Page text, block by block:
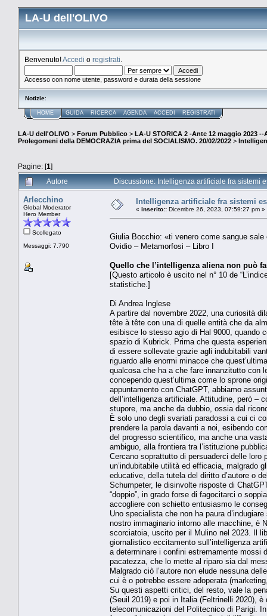
LA-U dell'OLIVO
Benvenuto!Accedi o registrati
Accesso con nome utente, password e durata della sessione
Notizie:
HOME GUIDA RICERCA AGENDA ACCEDI REGISTRATI
LA-U dell'OLIVO > Forum Pubblico > LA-U STORICA 2 -Ante 12 maggio 2023 --
Prolegomeni della DEMOCRAZIA prima del SOCIALISMO. 20/02/2022 >
Pagine: [1]
Autore
Discussione: Intelligenza artificiale fra sistemi
Arlecchino
Global Moderator
Hero Member
Scollegato
Messaggi: 7.790
Intelligenza artificiale fra sistemi
« inserito:: Dicembre 26, 2023, 07:59:27 pm »
Giulia Bocchio: «ti venero come sangue sale
Ovidio – Metamorfosi – Libro I
Quello che l’intelligenza aliena non può
[Questo articolo è uscito nel n° 10 de
statistiche.]
Di Andrea Inglese
A partire dal novembre 2022, una curiosità
tête à tête con una di quelle entità che da
esibisce lo stesso agio di Hal 9000, quando
spazio di Kubrick. Prima che questa
di essere sollevate grazie agli indubitabili
riguardo alle enormi minacce che
qualcosa che ha a che fare innanzitutto con
concependo quest’ultima come lo sprone
appuntamento con ChatGPT, abbiamo
dell’intelligenza artificiale. Attitudine, però –
stupore, ma anche da dubbio, ossia dal
È solo uno degli svariati paradossi a cui ci
prendere la parola davanti a noi, esibendo
del progresso scientifico, ma anche una
ambiguo, alla frontiera tra l’istituzione
Cercano soprattutto di persuaderci delle
un’indubitabile utilità ed efficacia, malgrado
educative, della tutela del diritto d’autore o
Schumpeter, le disinvolte risposte di
“doppio”, in grado forse di fagocitarci o
accogliere con schietto entusiasmo le
Uno specialista che non ha paura
nostro immaginario intorno alle macchine, è
scorciatoia, uscito per il Mulino nel 2023. Il
giornalistico eccitamento sull’intelligenza
a determinare i confini estremamente mossi
pacatezza, che lo mette al riparo sia dal
Malgrado ciò l’autore non elude nessuna
cui è o potrebbe essere adoperata
Su questi aspetti critici, del resto, vale la
(Seuil 2019) e poi in Italia (Feltrinelli 2020),
telecomunicazioni del Politecnico di Parigi.